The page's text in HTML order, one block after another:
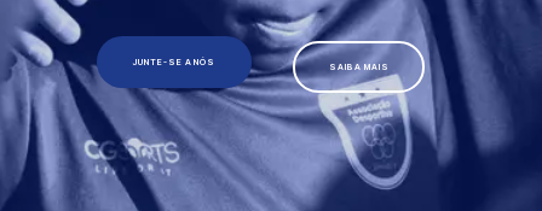
SAIBA MAIS
JUNTE-SE A NÓS